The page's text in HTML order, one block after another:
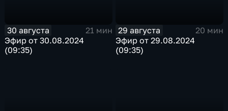
30 августа
21 мин
Эфир от 30.08.2024
(09:35)
29 августа
20 мин
Эфир от 29.08.2024
(09:35)